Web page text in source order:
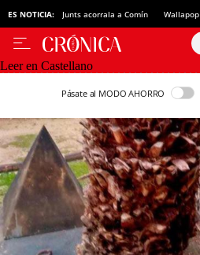
ES NOTICIA: Junts acorrala a Comín Wallapop
Leer en Castellano
Pásate al MODO AHORRO